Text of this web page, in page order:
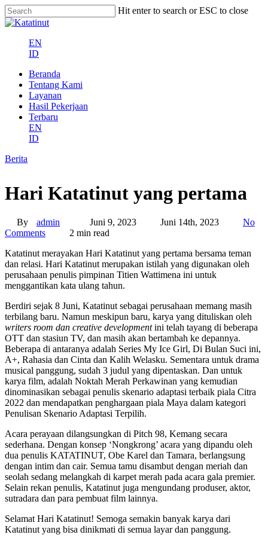
Skip
to
content
Hit enter to search or ESC to close
Close
EN
ID
Menu
Beranda
Tentang Kami
Layanan
Hasil Pekerjaan
Terbaru
EN
ID
Berita
Hari Katatinut yang pertama
By admin Juni 9, 2023 Juni 14th, 2023
No
Comments
2 min read
Katatinut merayakan Hari Katatinut yang pertama bersama teman
dan relasi. Hari Katatinut merupakan istilah yang digunakan oleh
perusahaan penulis pimpinan Titien Wattimena ini untuk
menggantikan kata ulang tahun.
Berdiri sejak 8 Juni, Katatinut sebagai perusahaan memang masih
terbilang baru. Namun meskipun baru, karya yang dituliskan oleh
writers room dan creative developmentini telah tayang di beberapa
OTT dan stasiun TV, dan masih akan bertambah ke depannya.
Beberapa di antaranya adalah Series My Ice Girl, Di Bulan Suci ini,
A+, Rahasia dan Cinta dan Kalih Welasku. Sementara untuk drama
musical panggung, sudah 3 judul yang dipentaskan. Dan untuk
karya film, adalah Noktah Merah Perkawinan yang kemudian
dinominasikan sebagai penulis skenario adaptasi terbaik piala Citra
2022 dan mendapatkan penghargaan piala Maya dalam kategori
Penulisan Skenario Adaptasi Terpilih.
Acara perayaan dilangsungkan di Pitch 98, Kemang secara
sederhana. Dengan konsep ‘Nongkrong’ acara yang dipandu oleh
dua penulis KATATINUT, Obe Karel dan Tamara, berlangsung
dengan intim dan cair. Semua tamu disambut dengan meriah dan
seolah sedang melangkah di karpet merah pada acara gala premier.
Selain rekan penulis, Katatinut juga mengundang produser, aktor,
sutradara dan para pembuat film lainnya.
Selamat Hari Katatinut! Semoga semakin banyak karya dari
Katatinut yang bisa dinikmati di semua layar dan panggung.